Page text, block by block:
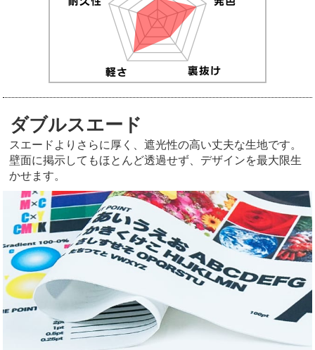
ダブルスエード
スエードよりさらに厚く、遮光性の高い丈夫な生地です。
壁面に掲示してもほとんど透過せず、デザインを最大限生
かせます。